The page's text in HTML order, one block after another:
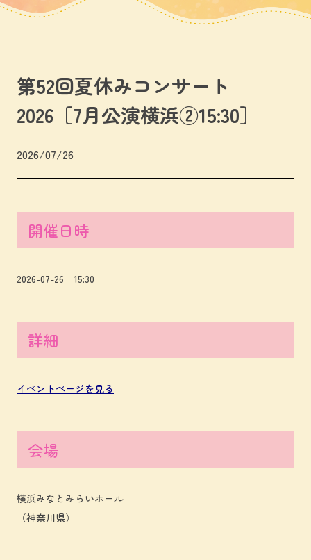
第52回夏休みコンサート
2026［7月公演横浜②15:30］
2026/07/26
開催日時
2026-07-26 15:30
詳細
イベントページを見る
会場
横浜みなとみらいホール
（神奈川県）